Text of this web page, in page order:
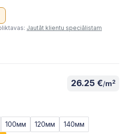
Jautāt klientu speciālistam
26.25 €/m2
100мм 120мм
140мм